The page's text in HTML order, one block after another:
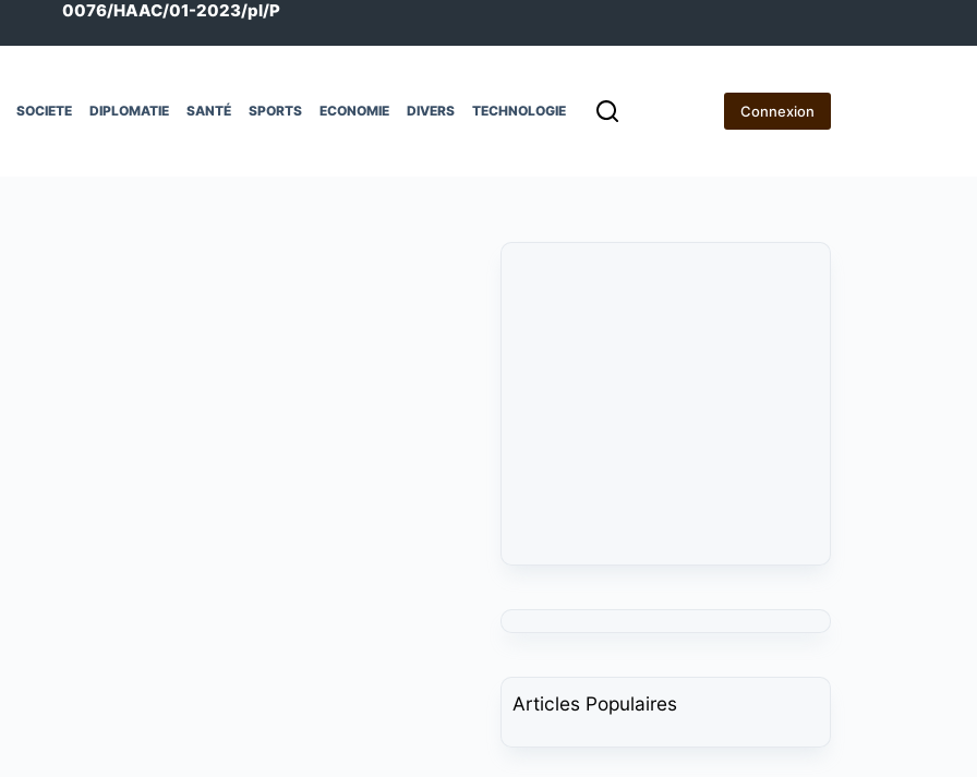
0076/HAAC/01-2023/pl/P
SOCIETE DIPLOMATIE SANTÉ SPORTS ECONOMIE DIVERS TECHNOLOGIE Connexion
Articles Populaires